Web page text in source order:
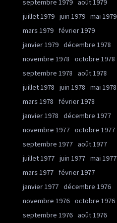
septembre 1979 août 1979
juillet 1979 juin 1979 mai 1979
mars 1979
février 1979
janvier 1979 décembre 1978
novembre 1978
octobre 1978
septembre 1978
août 1978
juillet 1978
juin 1978
mai 1978
mars 1978
février 1978
janvier 1978
décembre 1977
novembre 1977 octobre 1977
septembre 1977 août 1977
juillet 1977 juin 1977 mai 1977
mars 1977
février 1977
janvier 1977 décembre 1976
novembre 1976 octobre 1976
septembre 1976 août 1976